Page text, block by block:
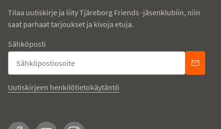
Tilaa uutiskirje ja liity Tjäreborg Friends -jäsenklubiin, niin
saat parhaat tarjoukset ja kivoja etuja.
Sähköposti
Uutiskirjeen henkilötietokäytäntö